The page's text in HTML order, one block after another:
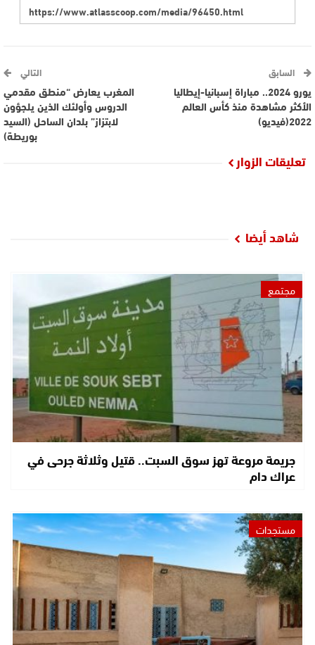
السابق
يورو 2024.. مباراة إسبانيا-إيطاليا
الأكثر مشاهدة منذ كأس العالم
2022(فيديو)
التالي
المغرب يعارض “منطق مقدمي
الدروس وأولئك الذين يلجؤون
لابتزاز” بلدان الساحل (السيد
بوريطة)
تعليقات الزوار
شاهد أيضا
مجتمع
جريمة مروعة تهز سوق السبت.. قتيل وثلاثة جرحى في
عراك دام
مستجدات